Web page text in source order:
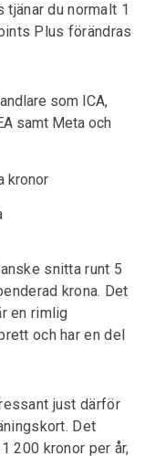
du normalt 1
Plus förändras
som ICA,
samt Meta och
kronor
snitta runt 5
krona. Det
en rimlig
och har en del
just därför
Det
200 kronor per år,